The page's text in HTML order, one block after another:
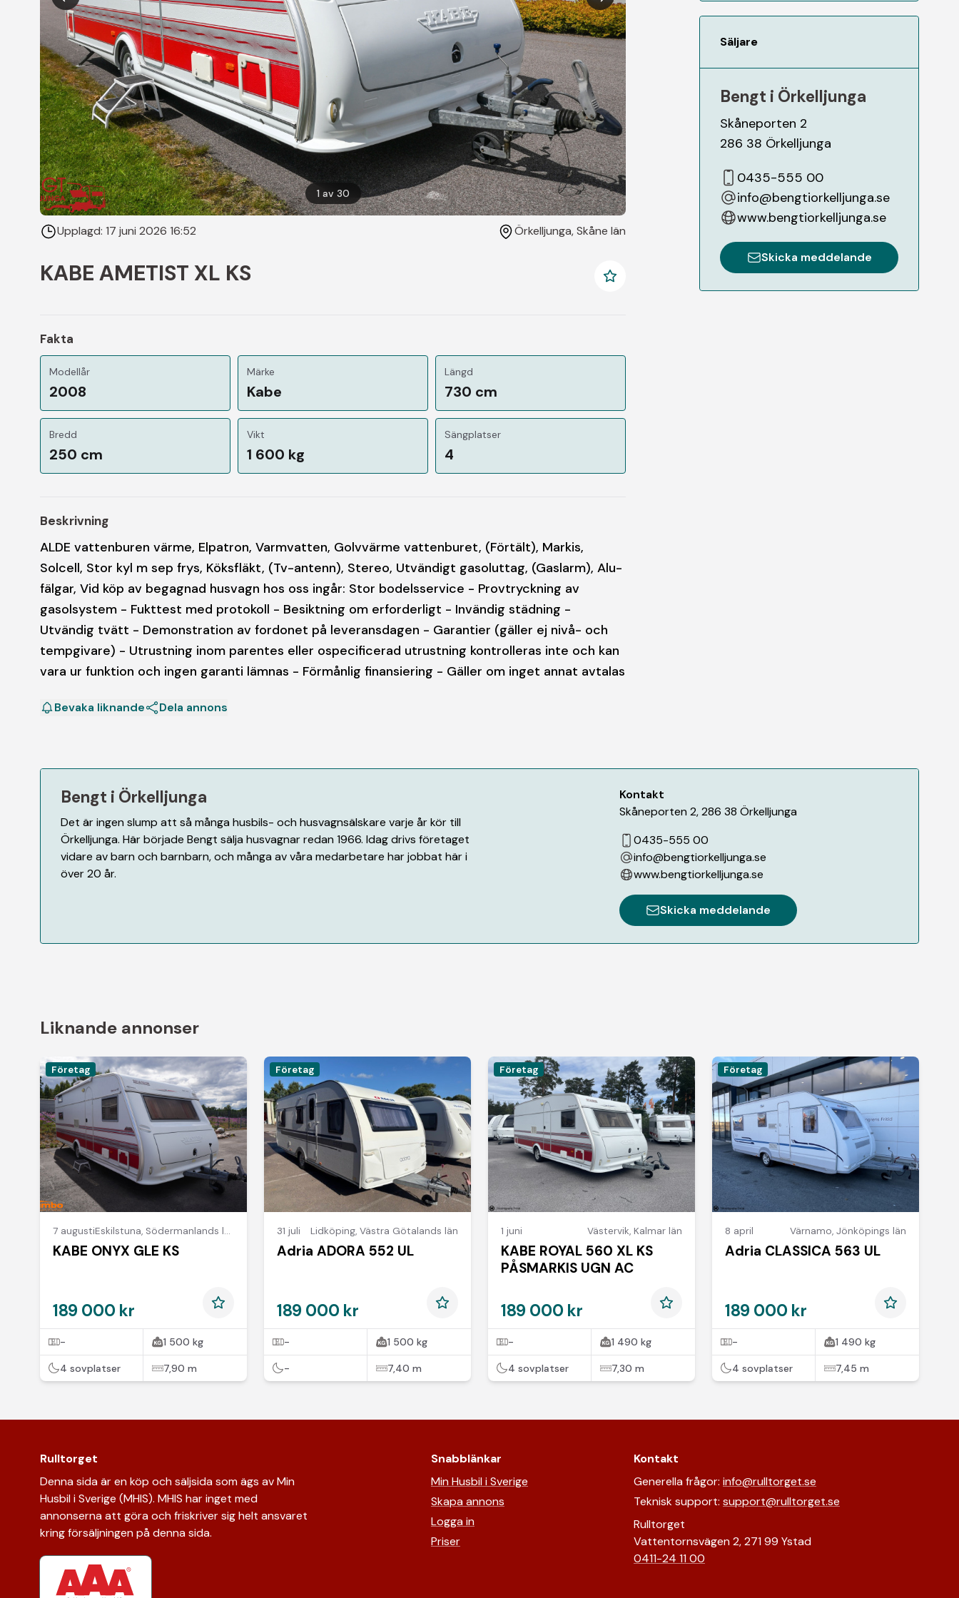
1av 30
Upplagd: 17 juni 2026 16:52 Örkelljunga, Skåne län
KABE AMETIST XL KS
Fakta
Modellår
2008
Märke
Kabe
Längd
730 cm
Bredd
250 cm
Vikt
1 600 kg
Sängplatser
4
Beskrivning
ALDE vattenburen värme, Elpatron, Varmvatten, Golvvärme vattenburet, (Förtält), Markis,
Solcell, Stor kyl m sep frys, Köksfläkt, (Tv-antenn), Stereo, Utvändigt gasoluttag, (Gaslarm), Alu-
fälgar, Vid köp av begagnad husvagn hos oss ingår: Stor bodelsservice - Provtryckning av
gasolsystem - Fukttest med protokoll - Besiktning om erforderligt - Invändig städning -
Utvändig tvätt - Demonstration av fordonet på leveransdagen - Garantier (gäller ej nivå- och
tempgivare) - Utrustning inom parentes eller ospecificerad utrustning kontrolleras inte och kan
vara ur funktion och ingen garanti lämnas - Förmånlig finansiering - Gäller om inget annat avtalas
Bevaka liknande Dela annons
Säljare
Bengt i Örkelljunga
Skåneporten 2
286 38 Örkelljunga
0435-555 00
info@bengtiorkelljunga.se
www.bengtiorkelljunga.se
Skicka meddelande
Bengt i Örkelljunga
Det är ingen slump att så många husbils- och husvagnsälskare varje år kör till
Örkelljunga. Här började Bengt sälja husvagnar redan 1966. Idag drivs företaget
vidare av barn och barnbarn, och många av våra medarbetare har jobbat här i
över 20 år.
Kontakt
Skåneporten 2,286 38 Örkelljunga
0435-555 00
info@bengtiorkelljunga.se
www.bengtiorkelljunga.se
Skicka meddelande
Liknande annonser
Företag
7 augustiEskilstuna, Södermanlands län
KABE ONYX GLE KS
189 000 kr
- 1 500 kg
4 sovplatser 7,90 m
Företag
31 juli Lidköping, Västra Götalands län
Adria ADORA 552 UL
189 000 kr
- 1 500 kg
- 7,40 m
Företag
1 juni Västervik, Kalmar län
KABE ROYAL 560 XL KS
PÅSMARKIS UGN AC
189 000 kr
- 1 490 kg
4 sovplatser 7,30 m
Företag
8 april Värnamo, Jönköpings län
Adria CLASSICA 563 UL
189 000 kr
- 1 490 kg
4 sovplatser 7,45 m
Rulltorget
Denna sida är en köp och säljsida som ägs av Min
Husbil i Sverige (MHIS). MHIS har inget med
annonserna att göra och friskriver sig helt ansvaret
kring försäljningen på denna sida.
Snabblänkar
Min Husbil i Sverige
Skapa annons
Logga in
Priser
Kontakt
Generella frågor: info@rulltorget.se
Teknisk support: support@rulltorget.se
Rulltorget
Vattentornsvägen 2, 271 99 Ystad
0411-24 11 00